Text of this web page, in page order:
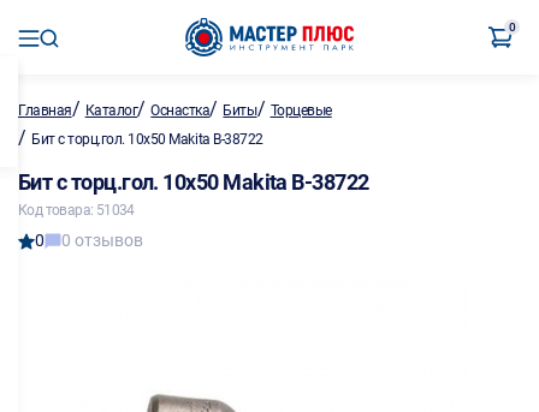
0
Главная/ Каталог/Оснастка/ Биты/ Торцевые
/ Бит с торц.гол. 10х50 Makita B-38722
Бит с торц.гол. 10х50 Makita B-38722
Код товара: 51034
0 0 отзывов